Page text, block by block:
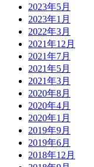
2023年5月
2023年1月
2022年3月
2021年12月
2021年7月
2021年5月
2021年3月
2020年8月
2020年4月
2020年1月
2019年9月
2019年6月
2018年12月